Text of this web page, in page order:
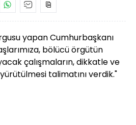
yapan Cumhurbaşkanı
bölücü örgütün
çalışmaların, dikkatle ve
talimatını verdik."